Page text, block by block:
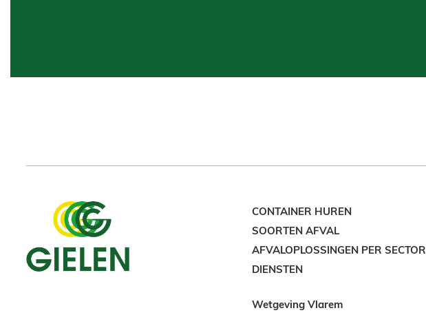
CONTAINER HUREN
SOORTEN AFVAL
AFVALOPLOSSINGEN PER SECTOR
DIENSTEN
Wetgeving Vlarem